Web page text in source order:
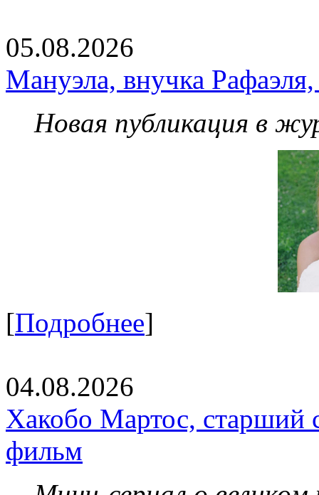
05.08.2026
Мануэла, внучка
Новая публикация в
[Подробнее]
04.08.2026
Хакобо Мартос, старший
фильм